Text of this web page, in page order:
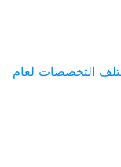
التخصصات لعام